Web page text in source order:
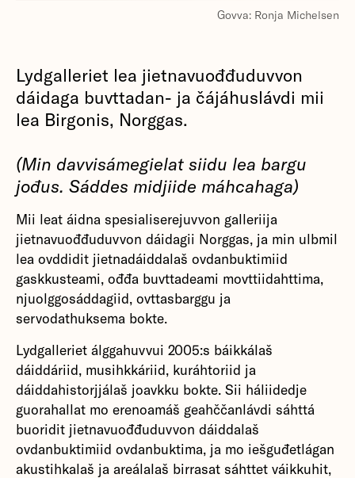
Govva: Ronja Michelsen
Lydgalleriet lea jietnavuođđuduvvon
dáidaga buvttadan- ja čájáhuslávdi mii
lea Birgonis, Norggas.
(Min davvisámegielat siidu lea bargu
jođus. Sáddes midjiide máhcahaga)
Mii leat áidna spesialiserejuvvon galleriija
jietnavuođđuduvvon dáidagii Norggas, ja min ulbmil
lea ovddidit jietnadáiddalaš ovdanbuktimiid
gaskkusteami, ođđa buvttadeami movttiidahttima,
njuolggosáddagiid, ovttasbarggu ja
servodathuksema bokte.
Lydgalleriet álggahuvvui 2005:s báikkálaš
dáiddáriid, musihkkáriid, kuráhtoriid ja
dáiddahistorjjálaš joavkku bokte. Sii háliidedje
guorahallat mo erenoamáš geahččanlávdi sáhttá
buoridit jietnavuođđuduvvon dáiddalaš
ovdanbuktimiid ovdanbuktima, ja mo iešguđetlágan
akustihkalaš ja areálalaš birrasat sáhttet váikkuhit,